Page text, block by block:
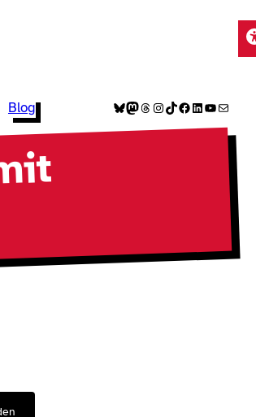
Blog Bluesky Mastodon Threads Instagram TikTok Facebook LinkedIn YouTube E-Mail